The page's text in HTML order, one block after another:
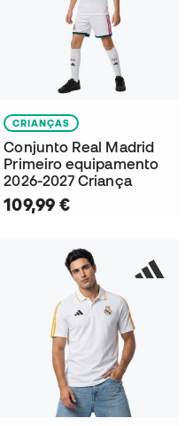
CRIANÇAS
Conjunto Real Madrid
Primeiro equipamento
2026-2027 Criança
109,99 €